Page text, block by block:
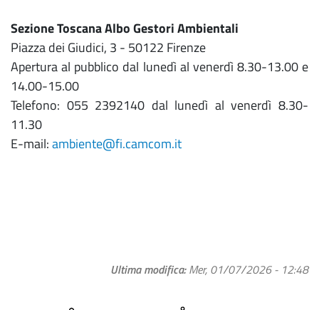
Sezione Toscana Albo Gestori Ambientali
Piazza dei Giudici, 3 - 50122 Firenze
Apertura al pubblico dal lunedì al venerdì 8.30-13.00 e
14.00-15.00
Telefono: 055 2392140 dal lunedì al venerdì 8.30-
11.30
E-mail:ambiente@fi.camcom.it
Ultima modifica Mer, 01/07/2026 - 12:48